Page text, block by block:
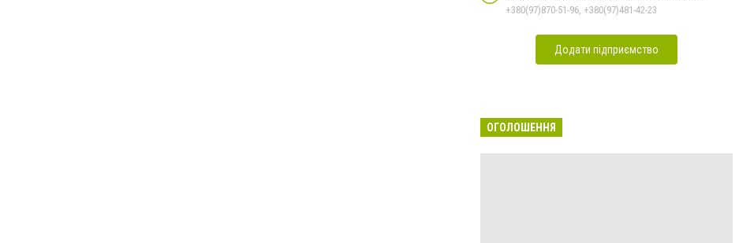
+380(97)870-51-96, +380(97)481-42-23
Додати підприємство
ОГОЛОШЕННЯ